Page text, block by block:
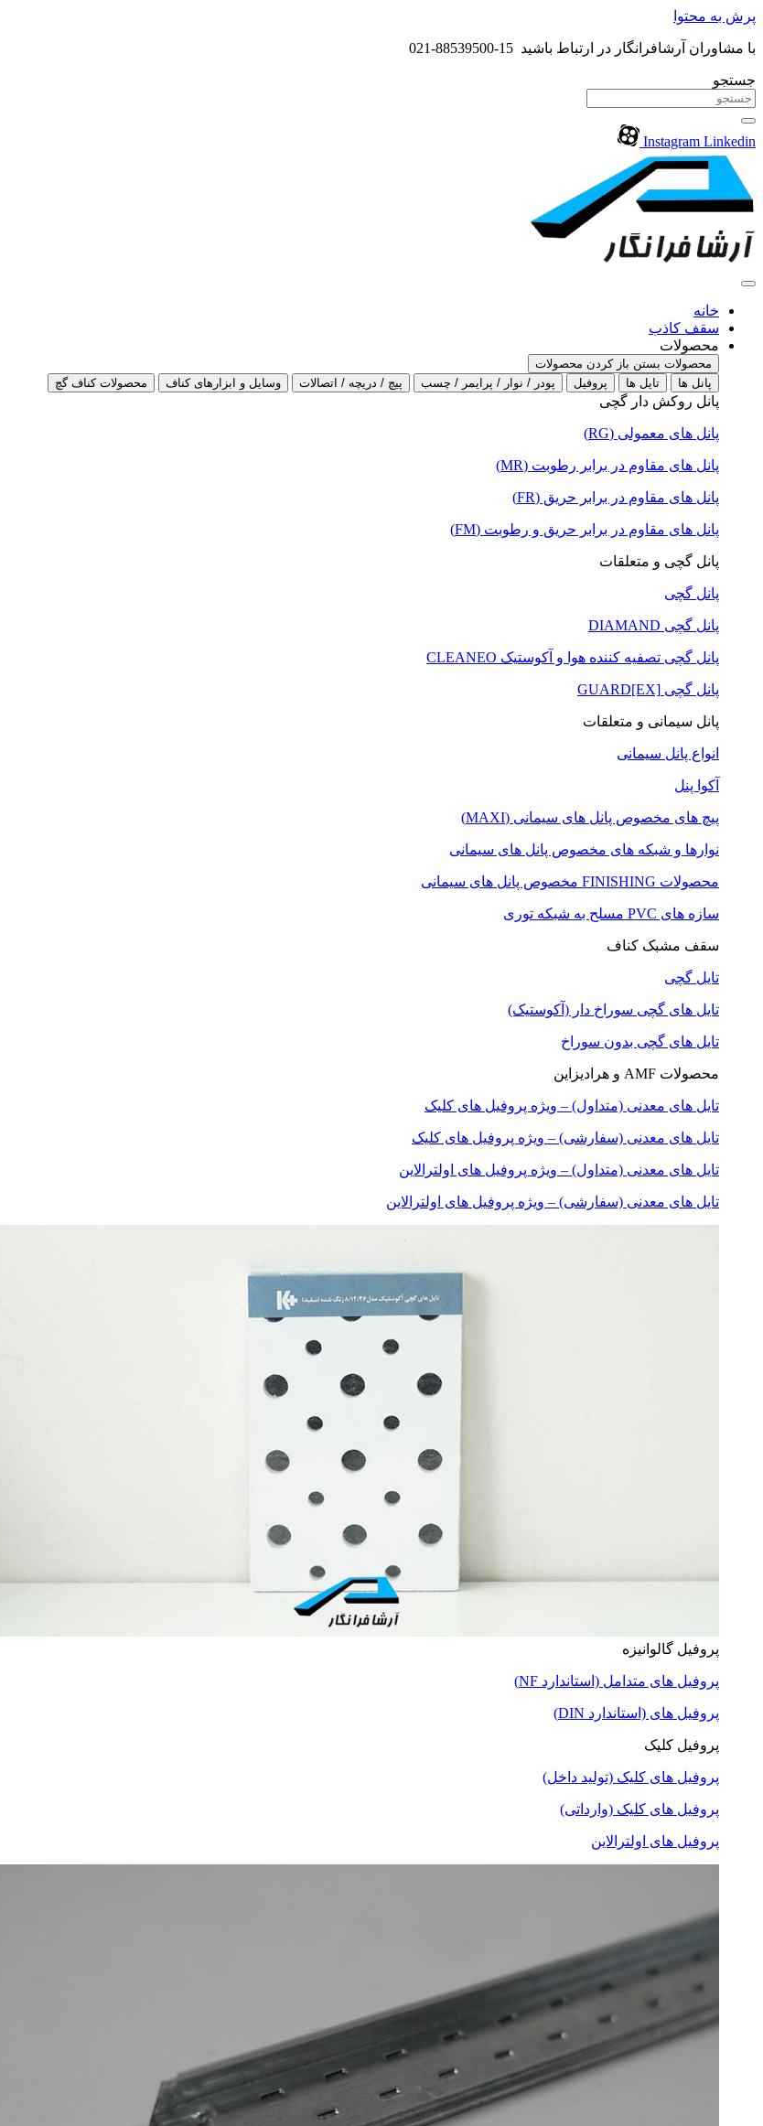
پرش به محتوا
با مشاوران آرشافرانگار در ارتباط باشید 15-88539500-021
جستجو
Instagram Linkedin
خانه
سقف کاذب
محصولات
محصولات بستن باز کردن محصولات
پانل ها
تایل ها پروفیل پودر / نوار / پرایمر / چسب پیچ / دریچه / اتصالات وسایل و ابزارهای کناف محصولات کناف گچ
پانل روکش دار گچی
پانل های معمولی (RG)
پانل های مقاوم در برابر رطوبت (MR)
پانل های مقاوم در برابر حریق (FR)
پانل های مقاوم در برابر حریق و رطوبت (FM)
پانل گچی و متعلقات
پانل گچی
پانل گچی DIAMAND
پانل گچی تصفیه کننده هوا و آکوستیک CLEANEO
پانل گچی GUARD[EX]
پانل سیمانی و متعلقات
انواع پانل سیمانی
آکوا پنل
پیچ های مخصوص پانل های سیمانی (MAXI)
نوارها و شبکه های مخصوص پانل های سیمانی
محصولات FINISHING مخصوص پانل های سیمانی
سازه های PVC مسلح به شبکه توری
سقف مشبک کناف
تایل گچی
تایل های گچی سوراخ دار (آکوستیک)
تایل های گچی بدون سوراخ
محصولات AMF و هرادیزاین
تایل های معدنی (متداول) – ویژه پروفیل های کلیک
تایل های معدنی (سفارشی) – ویژه پروفیل های کلیک
تایل های معدنی (متداول) – ویژه پروفیل های اولترالاین
تایل های معدنی (سفارشی) – ویژه پروفیل های اولترالاین
پروفیل گالوانیزه
پروفیل های متدامل (استاندارد NF)
پروفیل های (استاندارد DIN)
پروفیل کلیک
پروفیل های کلیک (تولید داخل)
پروفیل های کلیک (وارداتی)
پروفیل های اولترالاین